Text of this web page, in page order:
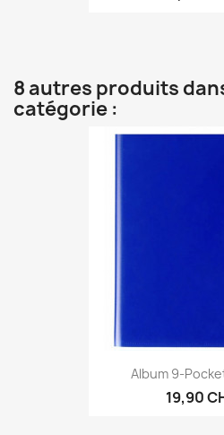
8 autres produits
catégorie :
Album 9-
19,90